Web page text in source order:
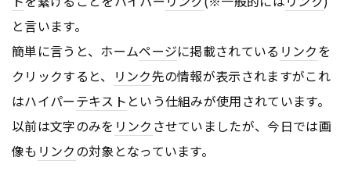
と言います。
簡単に言うと、ホームページに掲載されている リンクを
クリックすると、 リンク先の情報が表示されますがこれ
はハイパーテキスト という仕組みが使用されています。
以前は文字のみを リンク させていましたが、今日では画
像も リンクの対象となっています。